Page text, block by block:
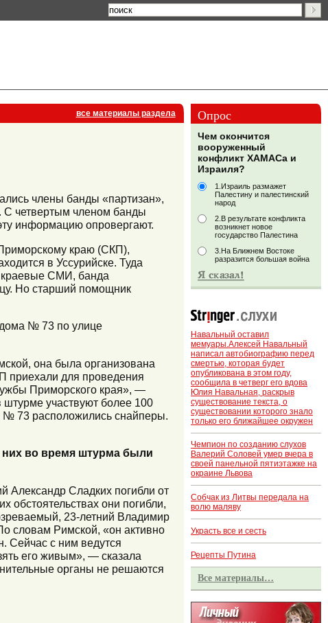
все материалы раздела
члены банды «партизан»,
С четвертым членом банды
информацию опровергают.
Приморскому краю (СКП),
в Уссурийске. Туда
краевые СМИ, банда
Но старший помощник
№ 73 по улице
она была организована
приехали для проведения
Приморского края», —
штурме участвуют более 100
73 расположились снайперы.
во время штурма были
Александр Сладких погибли от
обстоятельствах они погибли,
23-летний Владимир
словам Римской, «он активно
Сейчас с ним ведутся
его живым», — сказала
органы не решаются
Опрос
Чем окончится
вооруженный
конфликт ХАМАСа и
Израиля?
1.Израиль размажет
Палестину и палестинский
народ
2.В результате конфликта
возникнет новое
государство Палестина
3.На Ближнем Востоке
разразится большая война
Навальный оставил
мемуары.Алексей Навальный
написал автобиографию перед
смертью, которая будет
опубликована в этом году,
сообщила в четверг его вдова
Юлия Навальная, раскрыв
существование текста, о
существовании которого знало
только его ближайшее окружен
Чемпион по созданию слухов
Валерий Соловей умер вчера в
своей панельной пятиэтажке на
окраине Львова
Собчак из Литвы передала на
волю маляву
Украсть все и сесть
Рецепты Путина
Все материалы…